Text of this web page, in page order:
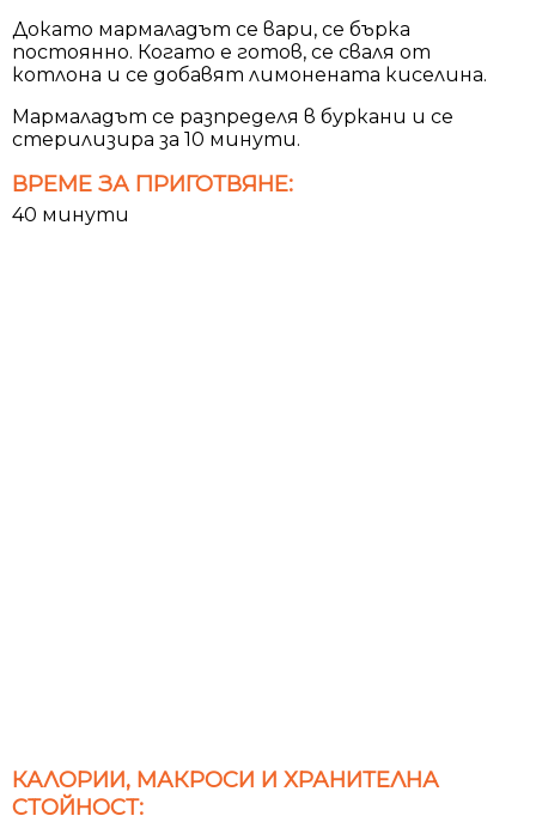
Докато мармаладът се вари, се бърка
постоянно. Когато е готов, се сваля от
котлона и се добавят лимонената киселина.
Мармаладът се разпределя в буркани и се
стерилизира за 10 минути.
ВРЕМЕ ЗА ПРИГОТВЯНЕ:
40 минути
КАЛОРИИ, МАКРОСИ И ХРАНИТЕЛНА
СТОЙНОСТ: